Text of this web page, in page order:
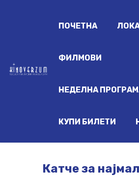
ПОЧЕТНА
ФИЛМОВИ
НЕДЕЛНА
КУПИ БИЛЕТИ
Катче за